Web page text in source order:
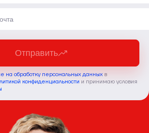
на обработку персональных данных в
конфиденциальности и принимаю условия
Отправить